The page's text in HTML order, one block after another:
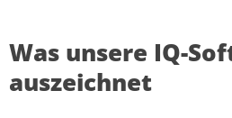
Was unsere IQ-
auszeichnet